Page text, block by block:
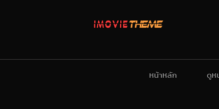
หน้าหลัก ดูห